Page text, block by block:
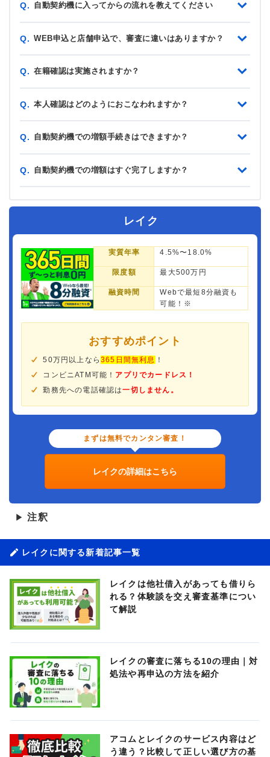
Q. 自動契約機に入ってからの流れを教えてください
Q. WEB申込と店舗申込で、審査に違いはありますか？
Q. 在籍確認は実施されますか？
Q. 本人確認はどのようにおこなわれますか？
Q. 自動契約機での増額手続きはできますか？
Q. 自動契約機での増額はすぐ完了しますか？
レイク
実質年率 4.5%〜18.0%
限度額 最大500万円
融資時間
Webで最短8分融資も
可能！※
おすすめポイント
50万円以上なら365日間無利息
！
コンビニATM可能！ アプリでカードレス！
勤務先への電話確認は一切しません。
まずは無料でカンタン審査！
レイクの詳細はこちら
▶ 注釈
レイクに関する新着記事一覧
レイクは他社借入があっても借りら
れる？体験談を交え審査基準につい
て解説
レイクの審査に落ちる10の理由｜対
処法や再申込の方法を紹介
アコムとレイクのサービス内容はど
う違う？比較して正しい選び方の基